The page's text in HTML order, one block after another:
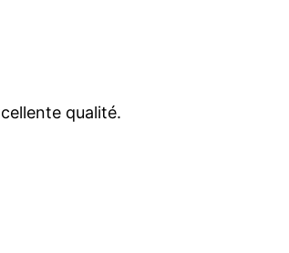
qualité.